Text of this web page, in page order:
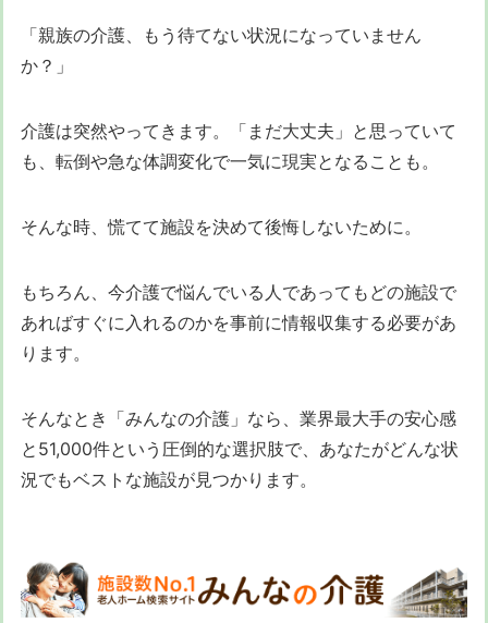
「親族の介護、もう待てない状況になっていません
か？」
介護は突然やってきます。「まだ大丈夫」と思っていて
も、転倒や急な体調変化で一気に現実となることも。
そんな時、慌てて施設を決めて後悔しないために。
もちろん、今介護で悩んでいる人であってもどの施設で
あればすぐに入れるのかを事前に情報収集する必要があ
ります。
そんなとき「みんなの介護」なら、業界最大手の安心感
と51,000件という圧倒的な選択肢で、あなたがどんな状
況でもベストな施設が見つかります。